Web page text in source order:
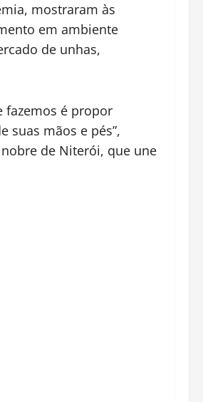
mostraram às
em ambiente
de unhas,
fazemos é propor
suas mãos e pés”,
de Niterói, que une